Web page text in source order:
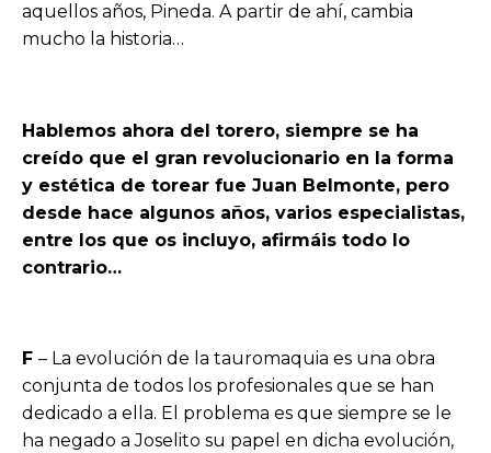
aquellos años, Pineda. A partir de ahí, cambia
mucho la historia…
Hablemos ahora del torero, siempre se ha
creído que el gran revolucionario en la forma
y estética de torear fue Juan Belmonte, pero
desde hace algunos años, varios especialistas,
entre los que os incluyo, afirmáis todo lo
contrario…
F – La evolución de la tauromaquia es una obra
conjunta de todos los profesionales que se han
dedicado a ella. El problema es que siempre se le
ha negado a Joselito su papel en dicha evolución,